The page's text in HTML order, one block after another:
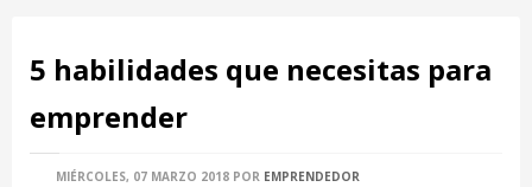
5 habilidades que necesitas para
emprender
MIÉRCOLES, 07 MARZO 2018 POR EMPRENDEDOR